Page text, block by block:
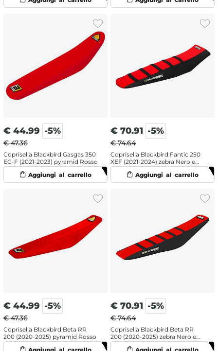
€ 44.99 -5%
€ 47.36
Coprisella Blackbird Gasgas 350
EC-F (2021-2023) pyramid Rosso
€ 70.91 -5%
€ 74.64
Coprisella Blackbird Fantic 250
XEF (2021-2024) zebra Nero e
Rosso
€ 44.99 -5%
€ 47.36
Coprisella Blackbird Beta RR
200 (2020-2025) pyramid Rosso
€ 70.91 -5%
€ 74.64
Coprisella Blackbird Beta RR
200 (2020-2025) zebra Nero e
Rosso